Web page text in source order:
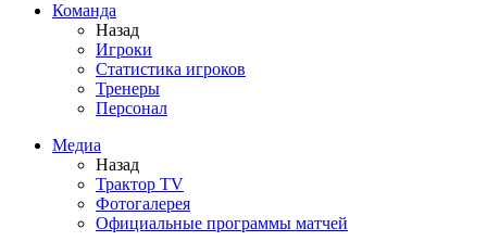
Команда
Назад
Игроки
Статистика игроков
Тренеры
Персонал
Медиа
Назад
Трактор TV
Фотогалерея
Официальные программы матчей